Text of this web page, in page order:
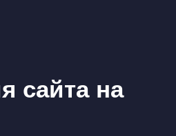
сайта на